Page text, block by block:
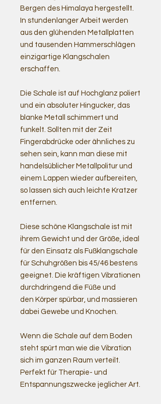
Bergen des Himalaya hergestellt.
In stundenlanger Arbeit werden
aus den glühenden Metallplatten
und tausenden Hammerschlägen
einzigartige Klangschalen
erschaffen.
Die Schale ist auf Hochglanz poliert
und ein absoluter Hingucker, das
blanke Metall schimmert und
funkelt. Sollten mit der Zeit
Fingerabdrücke oder ähnliches zu
sehen sein, kann man diese mit
handelsüblicher Metallpolitur und
einem Lappen wieder aufbereiten,
so lassen sich auch leichte Kratzer
entfernen.
Diese schöne Klangschale ist mit
ihrem Gewicht und der Größe, ideal
für den Einsatz als Fußklangschale
für Schuhgrößen bis 45/46 bestens
geeignet. Die kräftigen Vibrationen
durchdringend die Füße und
den Körper spürbar, und massieren
dabei Gewebe und Knochen.
Wenn die Schale auf dem Boden
steht spürt man wie die Vibration
sich im ganzen Raum verteilt.
Perfekt für Therapie- und
Entspannungszwecke jeglicher Art.